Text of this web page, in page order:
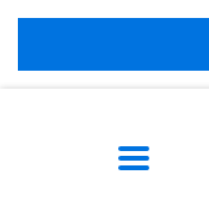
😎 Scopri